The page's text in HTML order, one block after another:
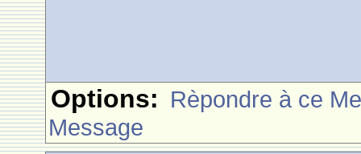
Options: Rèpondre à ce
Message